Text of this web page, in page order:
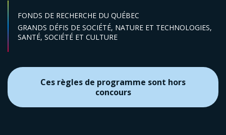
FONDS DE RECHERCHE DU QUÉBEC
Secteur :
GRANDS DÉFIS DE SOCIÉTÉ, NATURE ET TECHNOLOGIES,
SANTÉ, SOCIÉTÉ ET CULTURE
Ces règles de programme sont hors
concours